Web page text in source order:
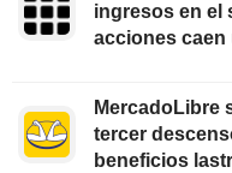
ingresos en el
acciones caen
MercadoLibre
tercer
beneficios